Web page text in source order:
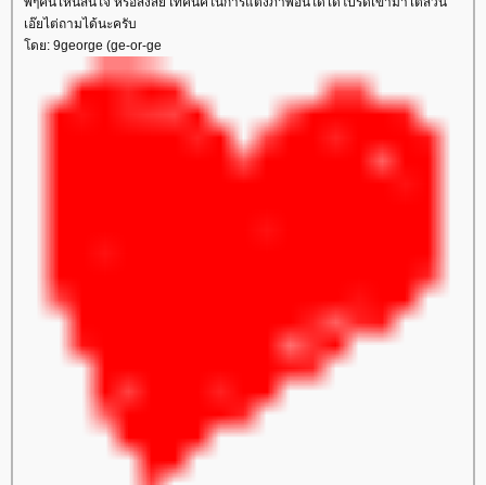
เอ๊ยไต่ถามได้นะครับ
ดย: 9george (ge-or-ge